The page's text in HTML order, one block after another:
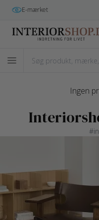
E-mærket
Ingen